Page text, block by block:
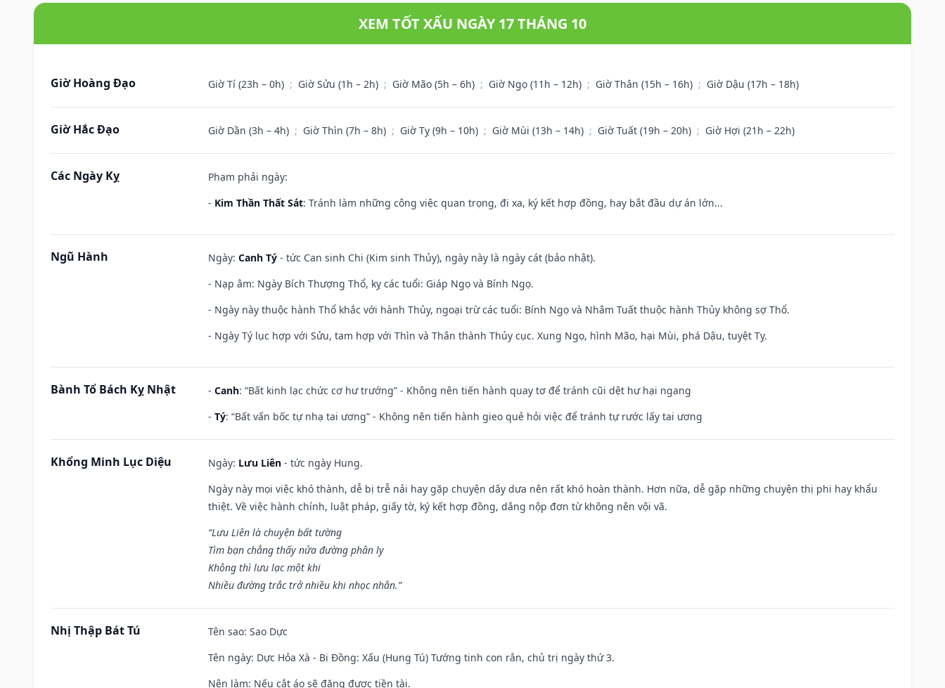
XEM TỐT XẤU NGÀY 17 THÁNG 10
Giờ Hoàng Đạo Giờ Tí (23h – 0h) ; Giờ Sửu (1h – 2h) ; Giờ Mão (5h – 6h) ; Giờ Ngọ (11h – 12h) ; Giờ Thân (15h – 16h) ; Giờ Dậu (17h – 18h)
Giờ Hắc Đạo Giờ Dần (3h – 4h) ; Giờ Thìn (7h – 8h) ; Giờ Tỵ (9h – 10h) ; Giờ Mùi (13h – 14h) ; Giờ Tuất (19h – 20h) ; Giờ Hợi (21h – 22h)
Các Ngày Kỵ
Phạm phải ngày:
- Kim Thần Thất Sát: Tránh làm những công việc quan trọng, đi xa, ký kết hợp đồng, hay bắt đầu dự án lớn...
Ngũ Hành Ngày: Canh Tý - tức Can sinh Chi (Kim sinh Thủy), ngày này là ngày cát (bảo nhật).
- Nạp âm: Ngày Bích Thượng Thổ, kỵ các tuổi: Giáp Ngọ và Bính Ngọ.
- Ngày này thuộc hành Thổ khắc với hành Thủy, ngoại trừ các tuổi: Bính Ngọ và Nhâm Tuất thuộc hành Thủy không sợ Thổ.
- Ngày Tý lục hợp với Sửu, tam hợp với Thìn và Thân thành Thủy cục. Xung Ngọ, hình Mão, hại Mùi, phá Dậu, tuyệt Tỵ.
Bành Tổ Bách Kỵ Nhật - Canh: “Bất kinh lạc chức cơ hư trướng” - Không nên tiến hành quay tơ để tránh cũi dệt hư hại ngang
- Tý: “Bất vấn bốc tự nhạ tai ương” - Không nên tiến hành gieo quẻ hỏi việc để tránh tự rước lấy tai ương
Khổng Minh Lục Diệu Ngày: Lưu Liên - tức ngày Hung.
Ngày này mọi việc khó thành, dễ bị trễ nải hay gặp chuyện dây dưa nên rất khó hoàn thành. Hơn nữa, dễ gặp những chuyện thị phi hay khẩu
thiệt. Về việc hành chính, luật pháp, giấy tờ, ký kết hợp đồng, dâng nộp đơn từ không nên vội vã.
“Lưu Liên là chuyện bất tường
Tìm bạn chẳng thấy nửa đường phân ly
Không thì lưu lạc một khi
Nhiều đường trắc trở nhiều khi nhọc nhằn.”
Nhị Thập Bát Tú Tên sao: Sao Dực
Tên ngày: Dực Hỏa Xà - Bi Đồng: Xấu (Hung Tú) Tướng tinh con rắn, chủ trị ngày thứ 3.
Nên làm: Nếu cắt áo sẽ đặng được tiền tài.